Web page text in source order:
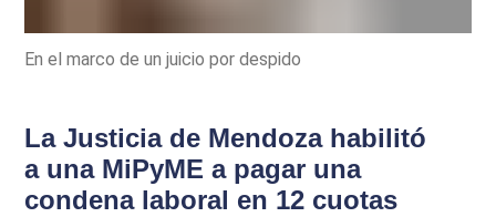
En el marco de un juicio por despido
La Justicia de Mendoza habilitó
a una MiPyME a pagar una
condena laboral en 12 cuotas